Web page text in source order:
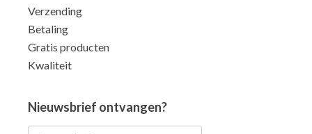
Verzending
Betaling
Gratis producten
Kwaliteit
Nieuwsbrief ontvangen?